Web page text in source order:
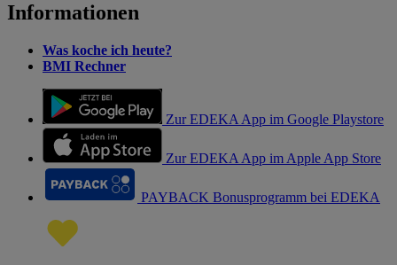
Informationen
Was koche ich heute?
BMI Rechner
Zur EDEKA App im Google Playstore
Zur EDEKA App im Apple App Store
PAYBACK Bonusprogramm bei EDEKA